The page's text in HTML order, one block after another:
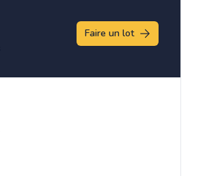
Faire un lot